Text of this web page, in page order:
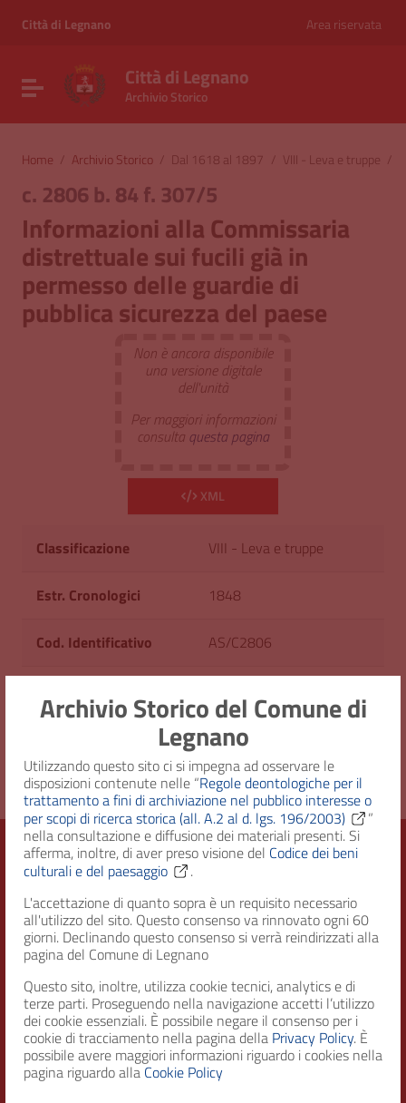
Archivio Storico del Comune di
Legnano
Utilizzando questo sito ci si impegna ad osservare le
disposizioni contenute nelle “Regole deontologiche per il
trattamento a fini di archiviazione nel pubblico interesse o
per scopi di ricerca storica (all. A.2 al d. lgs. 196/2003)
”
nella consultazione e diffusione dei materiali presenti. Si
afferma, inoltre, di aver preso visione del Codice dei beni
culturali e del paesaggio
.
L'accettazione di quanto sopra è un requisito necessario
all'utilizzo del sito. Questo consenso va rinnovato ogni 60
giorni. Declinando questo consenso si verrà reindirizzati alla
pagina del Comune di Legnano
Questo sito, inoltre, utilizza cookie tecnici, analytics e di
terze parti. Proseguendo nella navigazione accetti l’utilizzo
dei cookie essenziali. È possibile negare il consenso per i
cookie di tracciamento nella pagina della Privacy Policy. È
possibile avere maggiori informazioni riguardo i cookies nella
pagina riguardo alla Cookie Policy
Vai al menu di navigazione
Città di Legnano Area riservata
Attiva / disattiva la navigazione
Città di Legnano
Archivio Storico
Home / Archivio Storico / Dal 1618 al 1897 / VIII - Leva e truppe /
c. 2806 b. 84 f. 307/5
Informazioni alla Commissaria
distrettuale sui fucili già in
permesso delle guardie di
pubblica sicurezza del paese
Non è ancora disponibile
una versione digitale
dell'unità
Per maggiori informazioni
consulta questa pagina
XML
Classificazione VIII - Leva e truppe
Estr. Cronologici 1848
Cod. Identificativo AS/C2806
Uso pubblico
Città di Legnano – Archivio Storico
RECAPITI
Indirizzo
Piazza San Magno 9
20025, Legnano (MI)
Telefono